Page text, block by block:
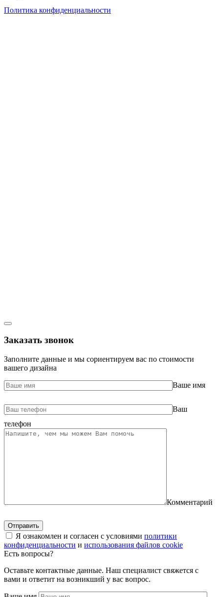
Политика конфиденциальности
Заказать звонок
Заполните данные и мы сориентируем вас по стоимости
вашего дизайна
Ваше имя
Ваш
телефон
Комментарий
Я ознакомлен и согласен с условиями политики
конфиденциальности и использования файлов cookie
Есть вопросы?
Оставьте контактные данные. Наш специалист свяжется с
вами и ответит на возникший у вас вопрос.